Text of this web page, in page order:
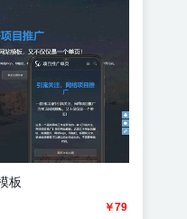
板
￥79